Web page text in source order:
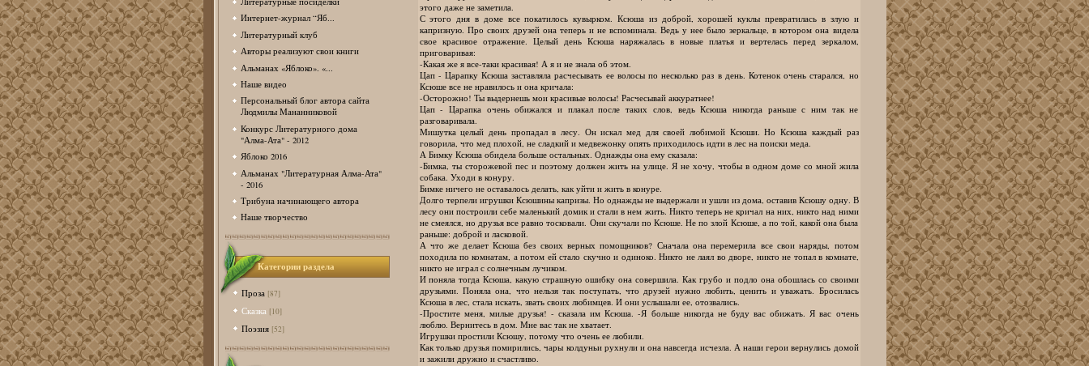
Интернет-журнал “Яб...
Литературный клуб
Авторы реализуют свои книги
Альманах «Яблоко». «...
Наше видео
Персональный блог автора сайта
Людмилы Мананниковой
Конкурс Литературного дома
"Алма-Ата" - 2012
Яблоко 2016
Альманах "Литературная Алма-Ата"
- 2016
Трибуна начинающего автора
Наше творчество
Категории раздела
Проза [87]
Сказка [10]
Поэзия [52]
этого даже не заметила.
С этого дня в доме все покатилось кувырком. Ксюша из доброй, хорошей куклы превратилась в злую и
капризную. Про своих друзей она теперь и не вспоминала. Ведь у нее было зеркальце, в котором она видела
свое красивое отражение. Целый день Ксюша наряжалась в новые платья и вертелась перед зеркалом,
приговаривая:
-Какая же я все-таки красивая! А я и не знала об этом.
Цап - Царапку Ксюша заставляла расчесывать ее волосы по несколько раз в день. Котенок очень старался, но
Ксюше все не нравилось и она кричала:
-Осторожно! Ты выдернешь мои красивые волосы! Расчесывай аккуратнее!
Цап - Царапка очень обижался и плакал после таких слов, ведь Ксюша никогда раньше с ним так не
разговаривала.
Мишутка целый день пропадал в лесу. Он искал мед для своей любимой Ксюши. Но Ксюша каждый раз
говорила, что мед плохой, не сладкий и медвежонку опять приходилось идти в лес на поиски меда.
А Бимку Ксюша обидела больше остальных. Однажды она ему сказала:
-Бимка, ты сторожевой пес и поэтому должен жить на улице. Я не хочу, чтобы в одном доме со мной жила
собака. Уходи в конуру.
Бимке ничего не оставалось делать, как уйти и жить в конуре.
Долго терпели игрушки Ксюшины капризы. Но однажды не выдержали и ушли из дома, оставив Ксюшу одну. В
лесу они построили себе маленький домик и стали в нем жить. Никто теперь не кричал на них, никто над ними
не смеялся, но друзья все равно тосковали. Они скучали по Ксюше. Не по злой Ксюше, а по той, какой она была
раньше: доброй и ласковой.
А что же делает Ксюша без своих верных помощников? Сначала она перемерила все свои наряды, потом
походила по комнатам, а потом ей стало скучно и одиноко. Никто не лаял во дворе, никто не топал в комнате,
никто не играл с солнечным лучиком.
И поняла тогда Ксюша, какую страшную ошибку она совершила. Как грубо и подло она обошлась со своими
друзьями. Поняла она, что нельзя так поступать, что друзей нужно любить, ценить и уважать. Бросилась
Ксюша в лес, стала искать, звать своих любимцев. И они услышали ее, отозвались.
-Простите меня, милые друзья! - сказала им Ксюша. -Я больше никогда не буду вас обижать. Я вас очень
люблю. Вернитесь в дом. Мне вас так не хватает.
Игрушки простили Ксюшу, потому что очень ее любили.
Как только друзья помирились, чары колдуньи рухнули и она навсегда исчезла. А наши герои вернулись домой
и зажили дружно и счастливо.